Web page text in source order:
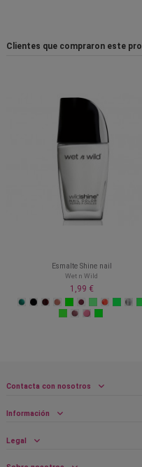
Clientes que compraron este
Esmalte Shine nail
Wet n Wild
1,99 €
Contacta con nosotros
Información
Legal